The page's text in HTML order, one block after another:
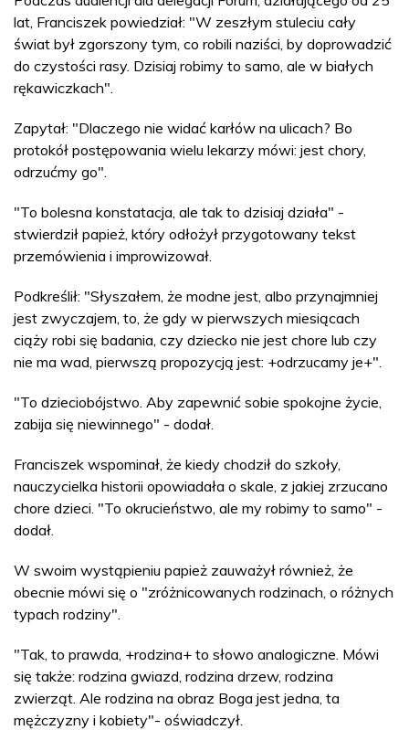
lat, Franciszek powiedział: "W zeszłym stuleciu cały
świat był zgorszony tym, co robili naziści, by doprowadzić
do czystości rasy. Dzisiaj robimy to samo, ale w białych
rękawiczkach".
Zapytał: "Dlaczego nie widać karłów na ulicach? Bo
protokół postępowania wielu lekarzy mówi: jest chory,
odrzućmy go".
"To bolesna konstatacja, ale tak to dzisiaj działa" -
stwierdził papież, który odłożył przygotowany tekst
przemówienia i improwizował.
Podkreślił: "Słyszałem, że modne jest, albo przynajmniej
jest zwyczajem, to, że gdy w pierwszych miesiącach
ciąży robi się badania, czy dziecko nie jest chore lub czy
nie ma wad, pierwszą propozycją jest: +odrzucamy je+".
"To dzieciobójstwo. Aby zapewnić sobie spokojne życie,
zabija się niewinnego" - dodał.
Franciszek wspominał, że kiedy chodził do szkoły,
nauczycielka historii opowiadała o skale, z jakiej zrzucano
chore dzieci. "To okrucieństwo, ale my robimy to samo" -
dodał.
W swoim wystąpieniu papież zauważył również, że
obecnie mówi się o "zróżnicowanych rodzinach, o różnych
typach rodziny".
"Tak, to prawda, +rodzina+ to słowo analogiczne. Mówi
się także: rodzina gwiazd, rodzina drzew, rodzina
zwierząt. Ale rodzina na obraz Boga jest jedna, ta
mężczyzny i kobiety"- oświadczył.